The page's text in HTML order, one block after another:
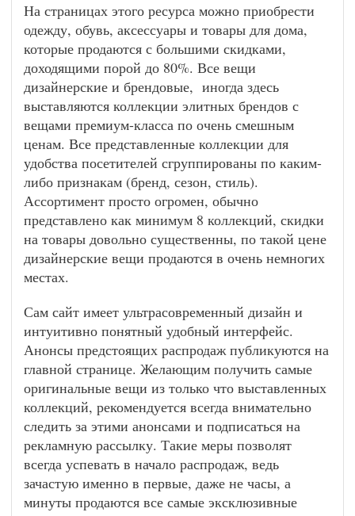
На страницах этого ресурса можно приобрести
одежду, обувь, аксессуары и товары для дома,
которые продаются с большими скидками,
доходящими порой до 80%. Все вещи
дизайнерские и брендовые, иногда здесь
выставляются коллекции элитных брендов с
вещами премиум-класса по очень смешным
ценам. Все представленные коллекции для
удобства посетителей сгруппированы по каким-
либо признакам (бренд, сезон, стиль).
Ассортимент просто огромен, обычно
представлено как минимум 8 коллекций, скидки
на товары довольно существенны, по такой цене
дизайнерские вещи продаются в очень немногих
местах.
Сам сайт имеет ультрасовременный дизайн и
интуитивно понятный удобный интерфейс.
Анонсы предстоящих распродаж публикуются на
главной странице. Желающим получить самые
оригинальные вещи из только что выставленных
коллекций, рекомендуется всегда внимательно
следить за этими анонсами и подписаться на
рекламную рассылку. Такие меры позволят
всегда успевать в начало распродаж, ведь
зачастую именно в первые, даже не часы, а
минуты продаются все самые эксклюзивные